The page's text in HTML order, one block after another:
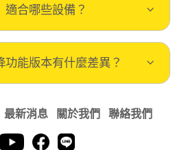
適合哪些設備？
功能版本有什麼差異？
最新消息 關於我們 聯絡我們